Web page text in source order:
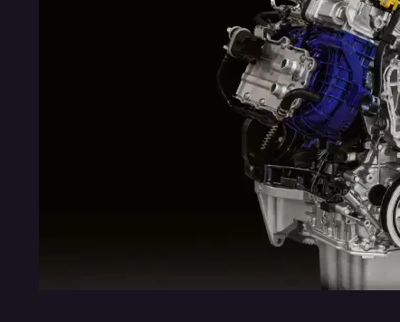
seus olhos encontrarem cada detalhe do novo
design do Fiat Pulse. Em um equilíbrio perfeito
entre robustez e linhas marcantes, é impossível
não se apaixonar por essa novidade.
trajeto.
versão
ainda